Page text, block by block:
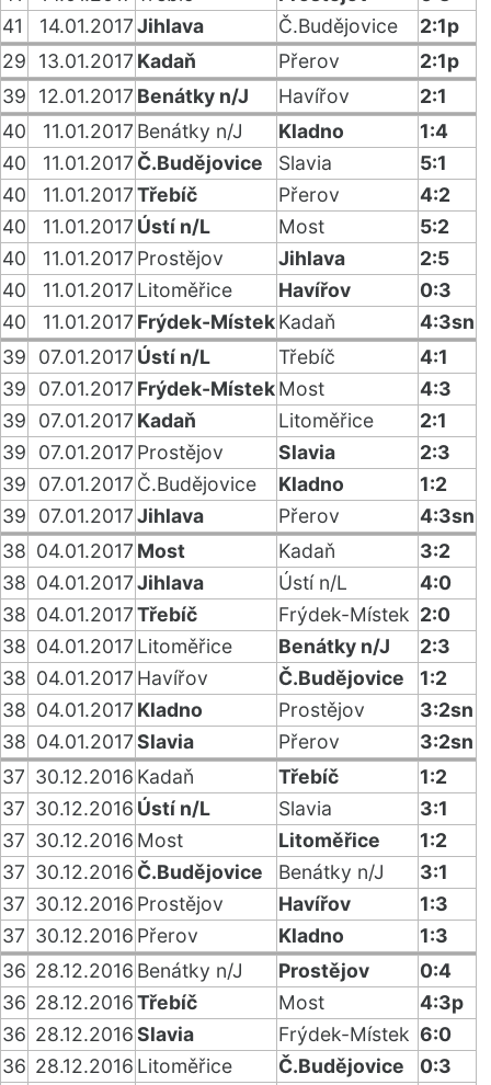
41
14.01.2017Jihlava Č.Budějovice
2:1p
29
13.01.2017 Kadaň Přerov
2:1p
39
12.01.2017 Benátky n/J Havířov
2:1
40
11.01.2017 Benátky n/J Kladno
1:4
40
11.01.2017 Č.Budějovice Slavia
5:1
40
11.01.2017Třebíč Přerov
4:2
40
11.01.2017 Ústí n/L Most
5:2
40
11.01.2017 Prostějov Jihlava
2:5
40
11.01.2017 Litoměřice Havířov
0:3
40
11.01.2017 Frýdek-MístekKadaň
4:3sn
39
07.01.2017 Ústí n/L Třebíč
4:1
39
07.01.2017 Frýdek-MístekMost
4:3
39
07.01.2017 Kadaň Litoměřice
2:1
39
07.01.2017 Prostějov Slavia
2:3
39
07.01.2017 Č.Budějovice Kladno
1:2
39
07.01.2017Jihlava Přerov
4:3sn
38 04.01.2017 Most Kadaň
3:2
38 04.01.2017Jihlava Ústí n/L
4:0
38 04.01.2017Třebíč Frýdek-Místek 2:0
38 04.01.2017 Litoměřice Benátky n/J
2:3
38 04.01.2017 Havířov Č.Budějovice
1:2
38 04.01.2017 Kladno Prostějov
3:2sn
38 04.01.2017Slavia Přerov
3:2sn
37 30.12.2016 Kadaň Třebíč
1:2
37 30.12.2016 Ústí n/L Slavia
3:1
37 30.12.2016 Most Litoměřice
1:2
37 30.12.2016 Č.Budějovice Benátky n/J
3:1
37 30.12.2016 Prostějov Havířov
1:3
37 30.12.2016 Přerov Kladno
1:3
36 28.12.2016 Benátky n/J Prostějov
0:4
36 28.12.2016Třebíč Most
4:3p
36 28.12.2016Slavia Frýdek-Místek 6:0
36 28.12.2016 Litoměřice Č.Budějovice
0:3